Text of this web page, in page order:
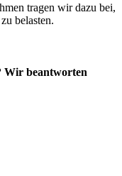
tragen wir dazu bei,
belasten.
Wir beantworten